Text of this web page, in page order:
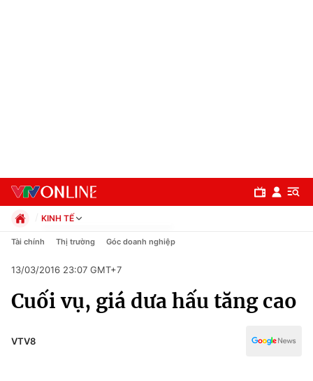
Chuyên mục
KINH TẾ
Chính trị
Pháp luật
Kinh tế
Thể thao
Tài chính Thị trường Góc doanh nghiệp
13/03/2016 23:07 GMT+7
Cuối vụ, giá dưa hấu tăng cao
VTV8